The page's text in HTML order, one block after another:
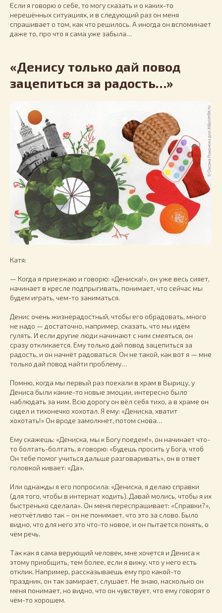
Если я говорю о себе, то могу сказать и о каких-то
нерешённых ситуациях, и в следующий раз он меня
спрашивает о том, как что решилось. А иногда он вспоминает
даже то, про что я сама уже забыла…
«Денису только дай повод
зацепиться за радость…»
Катя:
— Когда я приезжаю и говорю: «Дениска!», он уже весь сияет,
начинает в кресле подпрыгивать, понимает, что сейчас мы
будем играть, чем-то заниматься.
Денис очень жизнерадостный, чтобы его обрадовать, много
не надо — достаточно, например, сказать, что мы идём
гулять. И если другие люди начинают с ним смеяться, он
сразу откликается. Ему только дай повод зацепиться за
радость, и он начнёт радоваться. Он не такой, как вот я — мне
только дай повод найти проблему…
Помню, когда мы первый раз поехали в храм в Вырицу, у
Дениса были какие-то новые эмоции, интересно было
наблюдать за ним. Всю дорогу он вёл себя тихо, а в храме он
сидел и тихонечко хохотал. Я ему: «Дениска, хватит
хохотать!» Он вроде замолкнет, потом снова…
Ему скажешь: «Дениска, мы к Богу поедем!», он начинает что-
то болтать-болтать, я говорю: «Будешь просить у Бога, чтоб
Он тебе помог учиться дальше разговаривать», он в ответ
головкой кивает: «Да».
Или однажды я его попросила: «Дениска, я делаю справки
(для того, чтобы в интернат ходить). Давай молись, чтобы я их
быстренько сделала». Он меня переспрашивает: «Справки?»,
неотчётливо так – он не понимает, что это за слово. Было
видно, что для него это что-то новое, и он пытается понять, о
чём речь.
Так как я сама верующий человек, мне хочется и Дениса к
этому приобщить, тем более, если я вижу, что у него есть
отклик. Например, рассказываешь ему про какой-то
праздник, он так замирает, слушает. Не знаю, насколько он
меня понимает, но видно, что он чувствует, что ему говорят о
чём-то хорошем.